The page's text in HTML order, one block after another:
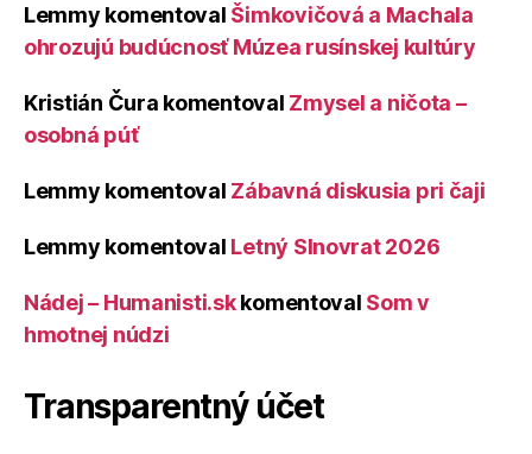
Lemmy komentoval Šimkovičová a Machala
ohrozujú budúcnosť Múzea rusínskej kultúry
Kristián Čura komentoval Zmysel a ničota –
osobná púť
Lemmy komentoval Zábavná diskusia pri čaji
Lemmy komentoval Letný Slnovrat 2026
Nádej – Humanisti.skkomentoval Som v
hmotnej núdzi
Transparentný účet